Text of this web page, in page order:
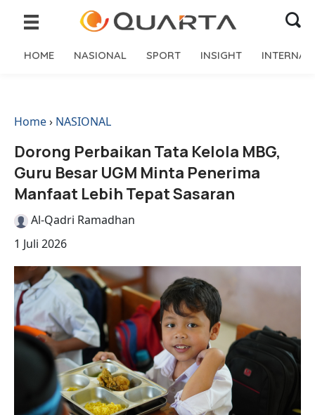
HOME NASIONAL SPORT INSIGHT
Home› NASIONAL
Dorong Perbaikan Tata Kelola MBG,
Guru Besar UGM Minta Penerima
Manfaat Lebih Tepat Sasaran
Al-Qadri Ramadhan
1 Juli 2026